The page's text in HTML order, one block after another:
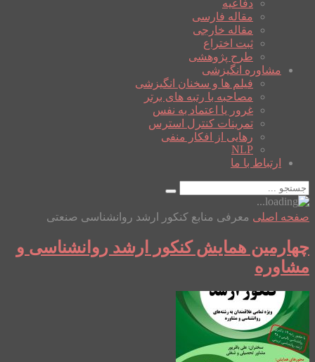
دفاعیه
مقاله فارسی
مقاله خارجی
ثبت اختراع
طرح پژوهشی
مشاوره انگیزشی
فیلم ها و سخنان انگیزشی
مصاحبه با رتبه های برتر
غرور یا اعتماد به نفس
تمرینات کنترل استرس
رهایی از افکار منفی
NLP
ارتباط با ما
صفحه اصلی معرفی منابع کنکور ارشد روانشناسی صنعتی
چهارمین همایش کنکور ارشد روانشناسی و
مشاوره